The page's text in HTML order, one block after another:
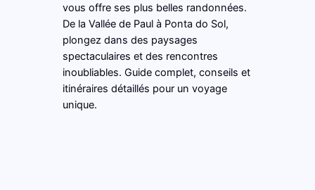
vous offre ses plus belles randonnées.
De la Vallée de Paul à Ponta do Sol,
plongez dans des paysages
spectaculaires et des rencontres
inoubliables. Guide complet, conseils et
itinéraires détaillés pour un voyage
unique.